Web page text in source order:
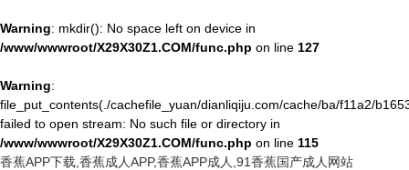
Warning: mkdir(): No space left on device in
/www/wwwroot/X29X30Z1.COM/func.php on line 127
Warning:
file_put_contents(./cachefile_yuan/dianliqiju.com/cache/ba/f11a2/
failed to open stream: No such file or directory in
/www/wwwroot/X29X30Z1.COM/func.php on line 115
香蕉APP下载,香蕉成人APP,香蕉APP成人,91香蕉国产成人网站
产品中心